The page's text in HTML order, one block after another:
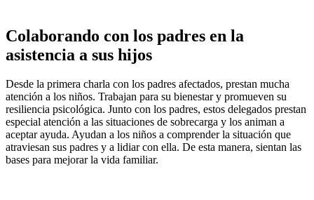
Colaborando con los padres en la
asistencia a sus hijos
Desde la primera charla con los padres afectados, prestan mucha
atención a los niños. Trabajan para su bienestar y promueven su
resiliencia psicológica. Junto con los padres, estos delegados prestan
especial atención a las situaciones de sobrecarga y los animan a
aceptar ayuda. Ayudan a los niños a comprender la situación que
atraviesan sus padres y a lidiar con ella. De esta manera, sientan las
bases para mejorar la vida familiar.